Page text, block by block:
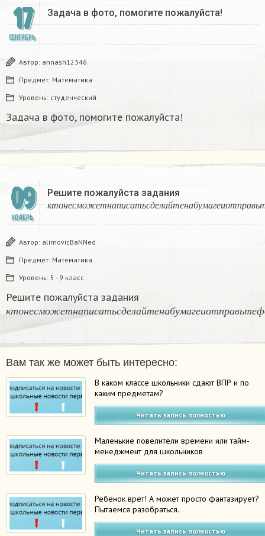
17
СЕНТЯБРЬ
Задача в фото, помогите пожалуйста!
Автор: annash12346
Предмет: Математика
Уровень: студенческий
Задача в фото, помогите пожалуйста!
09
НОЯБРЬ
Решите пожалуйста задания
кт о н е смо ж е т н а пи с а т ьс д ел а й т е н а б ума ге и о т пр а в ь
к тоне сможетн ап и с атьсдел е
Автор: alimovicBaNNed
Предмет: Математика
Уровень: 5 - 9 класс
Решите пожалуйста задания
кт о н е см о ж е т н а п и с а т ьс д ел а й т е н а б ума г е и о т п р а в ьт е ф
к тонесможетнаписа тьсдела т
Вам так же может быть интересно:
В каком классе школьники сдают ВПР и по
каким предметам?
Читать запись полностью
Маленькие повелители времени или тайм-
менеджмент для школьников
Читать запись полностью
Ребенок врет! А может просто фантазирует?
Пытаемся разобраться.
Читать запись полностью